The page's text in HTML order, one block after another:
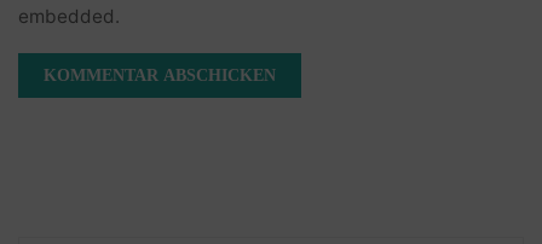
embedded.